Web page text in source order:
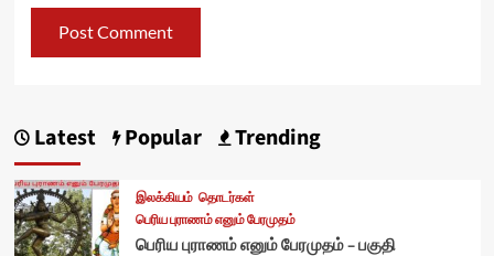
Latest Popular Trending
இலக்கியம் தொடர்கள்
பெரிய புராணம் எனும் பேரமுதம்
பெரிய புராணம் எனும் பேரமுதம் – பகுதி